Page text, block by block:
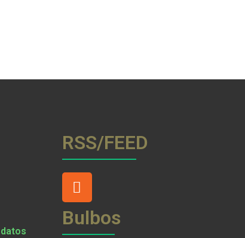
RSS/FEED
Bulbos